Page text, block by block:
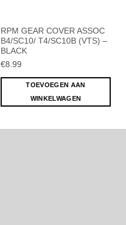
RPM GEAR COVER ASSOC
B4/SC10/ T4/SC10B (VTS) –
BLACK
€8.99
TOEVOEGEN AAN
WINKELWAGEN